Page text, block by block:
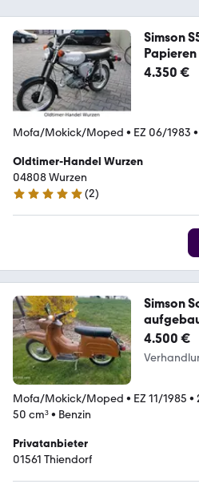
Simson
Papieren
4.350 €
Mofa/Mokick/Moped • EZ 06/1983 •
Oldtimer-Handel Wurzen
04808 Wurzen
4.8 Sterne
(2)
Simson
4.500 €
Mofa/Mokick/Moped • EZ 11/1985 •
50 cm³• Benzin
Privatanbieter
01561 Thiendorf